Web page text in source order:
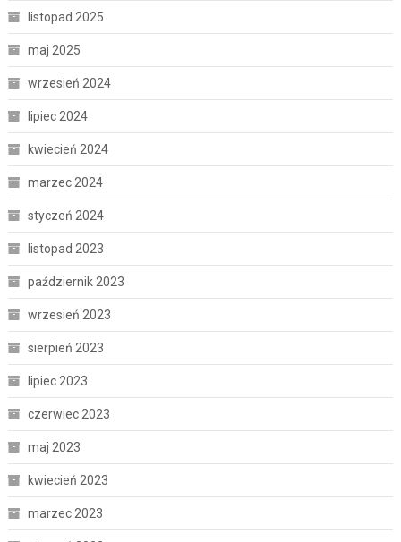
listopad 2025
maj 2025
wrzesień 2024
lipiec 2024
kwiecień 2024
marzec 2024
styczeń 2024
listopad 2023
październik 2023
wrzesień 2023
sierpień 2023
lipiec 2023
czerwiec 2023
maj 2023
kwiecień 2023
marzec 2023